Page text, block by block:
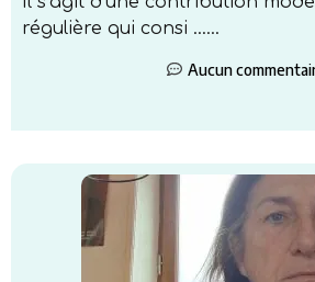
régulière qui consi …...
Aucun